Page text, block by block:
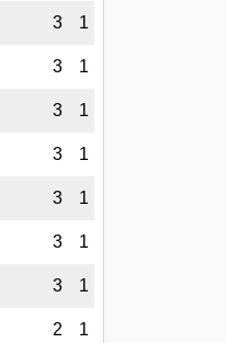
3 1
3 1
3 1
3 1
3 1
3 1
3 1
2 1